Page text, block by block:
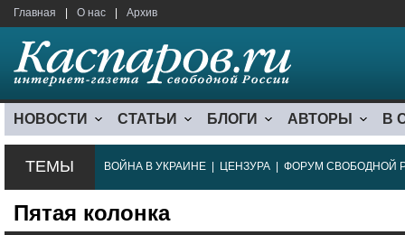
Главная О нас Архив
НОВОСТИ СТАТЬИ БЛОГИ АВТОРЫ В
ТЕМЫ ВОЙНА В УКРАИНЕ ЦЕНЗУРА ФОРУМ СВОБОДНОЙ
Пятая колонка